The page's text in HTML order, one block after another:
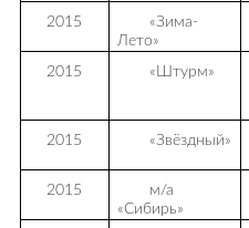
2015
«Зима-
Лето»
2015
«Штурм»
2015
«Звёздный»
2015
м/а
«Сибирь»